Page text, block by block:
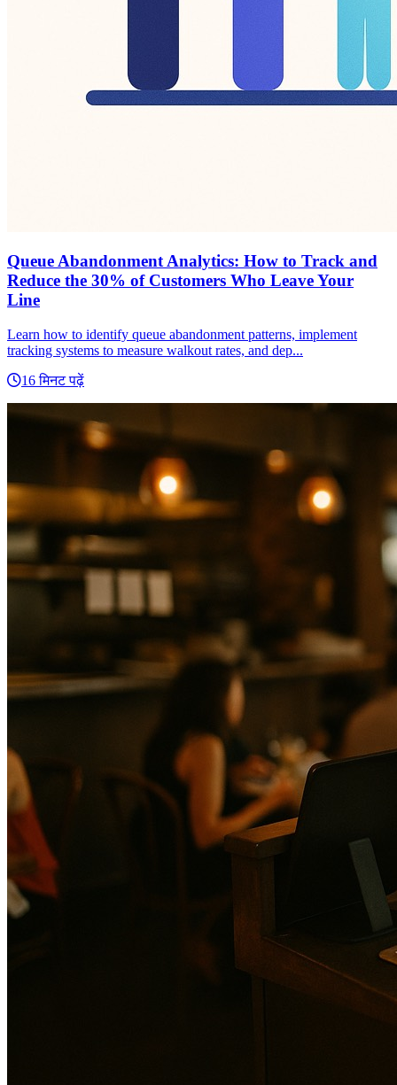
Queue Abandonment Analytics: How to Track and
Reduce the 30% of Customers Who Leave Your
Line
Learn how to identify queue abandonment patterns, implement
tracking systems to measure walkout rates, and dep...
16 मिनट पढ़ें